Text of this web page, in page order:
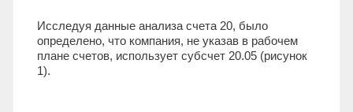
Исследуя данные анализа счета 20, было
определено, что компания, не указав в рабочем
плане счетов, использует субсчет 20.05 (рисунок
1).